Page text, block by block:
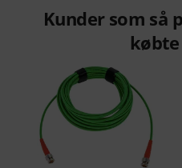
Kunder som så